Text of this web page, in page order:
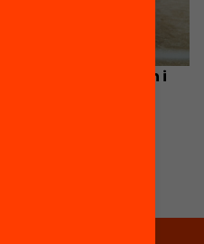
educatiu funcionen i